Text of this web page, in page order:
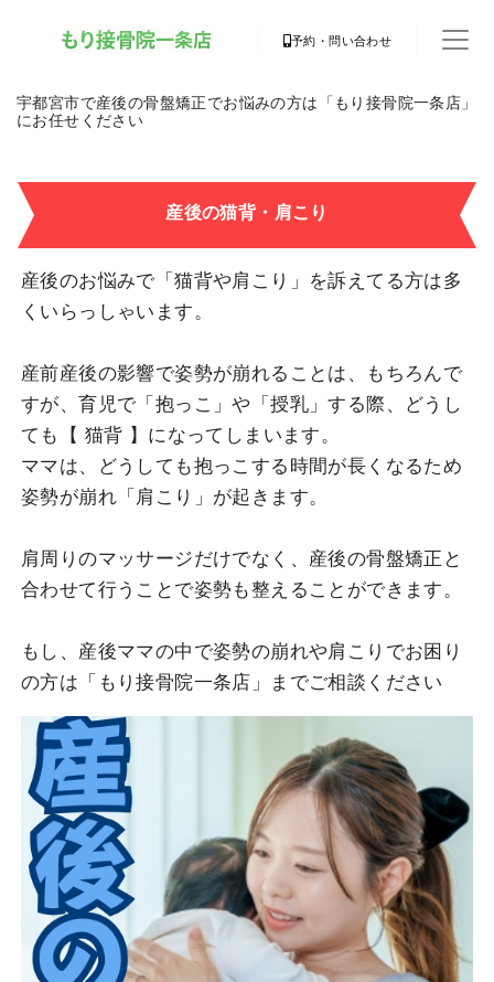
予約・問い合わせ
宇都宮市で産後の骨盤矯正でお悩みの方は「もり接骨院一条店」
にお任せください
産後の猫背・肩こり
産後のお悩みで「猫背や肩こり」を訴えてる方は多
くいらっしゃいます。
産前産後の影響で姿勢が崩れることは、もちろんで
すが、育児で「抱っこ」や「授乳」する際、どうし
ても【 猫背 】になってしまいます。
ママは、どうしても抱っこする時間が長くなるため
姿勢が崩れ「肩こり」が起きます。
肩周りのマッサージだけでなく、産後の骨盤矯正と
合わせて行うことで姿勢も整えることができます。
もし、産後ママの中で姿勢の崩れや肩こりでお困り
の方は「もり接骨院一条店」までご相談ください